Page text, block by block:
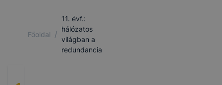
Főoldal /
11. évf.:
hálózatos
világban a
redundancia